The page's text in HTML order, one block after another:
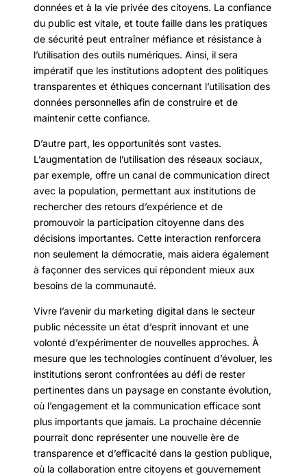
données et à la vie privée des citoyens. La confiance
du public est vitale, et toute faille dans les pratiques
de sécurité peut entraîner méfiance et résistance à
l’utilisation des outils numériques. Ainsi, il sera
impératif que les institutions adoptent des politiques
transparentes et éthiques concernant l’utilisation des
données personnelles afin de construire et de
maintenir cette confiance.
D’autre part, les opportunités sont vastes.
L’augmentation de l’utilisation des réseaux sociaux,
par exemple, offre un canal de communication direct
avec la population, permettant aux institutions de
rechercher des retours d’expérience et de
promouvoir la participation citoyenne dans des
décisions importantes. Cette interaction renforcera
non seulement la démocratie, mais aidera également
à façonner des services qui répondent mieux aux
besoins de la communauté.
Vivre l’avenir du marketing digital dans le secteur
public nécessite un état d’esprit innovant et une
volonté d’expérimenter de nouvelles approches. À
mesure que les technologies continuent d’évoluer, les
institutions seront confrontées au défi de rester
pertinentes dans un paysage en constante évolution,
où l’engagement et la communication efficace sont
plus importants que jamais. La prochaine décennie
pourrait donc représenter une nouvelle ère de
transparence et d’efficacité dans la gestion publique,
où la collaboration entre citoyens et gouvernement